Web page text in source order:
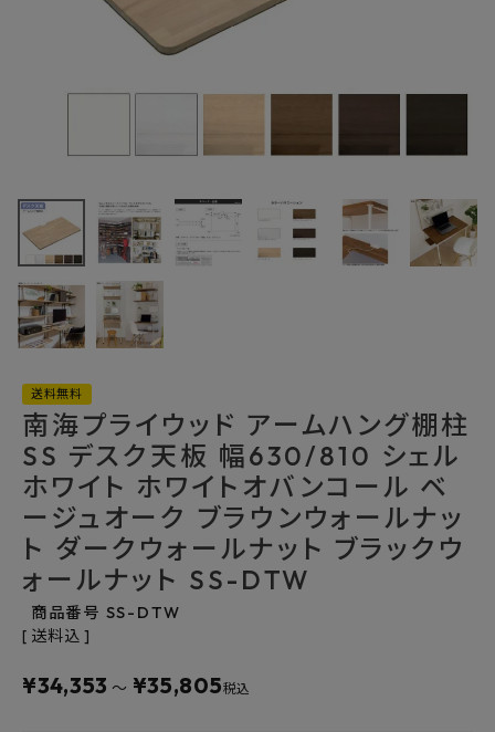
最近チェックした商品
630/810 シェル
ホワイト ホワイト
オバンコール ベ
ージュオーク ブラ
ウンウォールナッ
ト ダークウォール
ナット ブラックウ
DTW
FAX注文はこちらから
カテゴリーから選ぶ
ご利用ガイド
よくあるご質問
お問い合わせ
送料無料
南海プライウッド アームハング棚柱
SS デスク天板 幅630/810 シェル
ホワイト ホワイトオバンコール ベ
ージュオーク ブラウンウォールナッ
ト ダークウォールナット ブラックウ
ォールナット SS-DTW
商品番号 SS-DTW
送料込
¥34,353 〜 ¥35,805税込